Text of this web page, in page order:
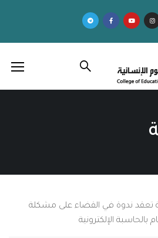
تعقد ندوة في القضاء على مشكلة
بالحاسبة الإلكترونية